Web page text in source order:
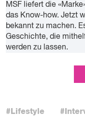
MSF liefert die
das Know-how. Jetzt
bekannt zu machen.
Geschichte, die
werden zu lassen.
#Lifestyle